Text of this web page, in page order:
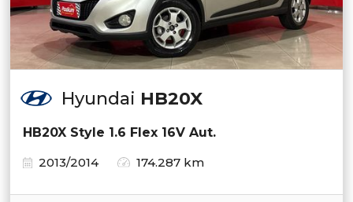
Hyundai HB20X
HB20X Style 1.6 Flex 16V Aut.
2013/2014
174.287 km